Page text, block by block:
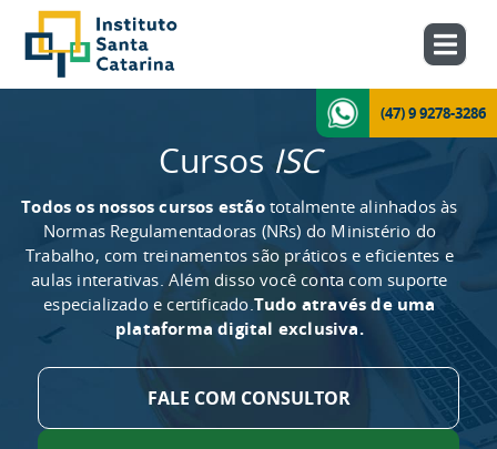
(47) 9 9278-3286
Cursos ISC
Todos os nossos cursos estãototalmente alinhados às
Normas Regulamentadoras (NRs) do Ministério do
Trabalho, com treinamentos são práticos e eficientes e
aulas interativas. Além disso você conta com suporte
especializado e certificado.Tudo através de uma
plataforma digital exclusiva.
FALE COM CONSULTOR